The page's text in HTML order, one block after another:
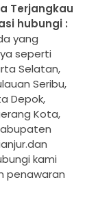
Terjangkau
hubungi :
yang
seperti
Selatan,
Seribu,
Depok,
Kota,
kami
penawaran